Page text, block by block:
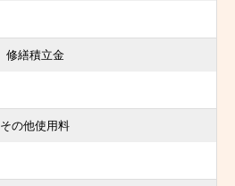
修繕積立金
その他使用料